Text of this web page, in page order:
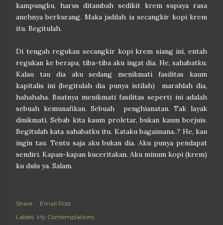
kampungku, harus ditambah sedikit krem supaya rasa
anehnya berkurang. Maka jadilah ia secangkir kopi krem
itu. Begitulah.
Di tengah regukan secangkir kopi krem siang ini, entah
regukan ke berapa, tiba-tiba aku ingat dia. He, sahabatku.
Kalau tau dia aku sedang menikmati fasilitas kaum
kapitalis ini (begitulah dia punya istilah) marahlah dia,
hahahaha. Buatnya menikmati fasilitas seperti ini adalah
sebuah kemunafikan. Sebuah penghianatan. Tak layak
dinikmati. Sebab kita kaum proletar, bukan kaum borjuis.
Begitulah kata sahabatku itu. Kataku bagaimana..? He, kau
ingin tau. Tentu saja aku bukan dia. Aku punya pendapat
sendiri. Kapan-kapan kuceritakan. Aku minum kopi (krem)
ku dulu ya. Salam.
Share
Email Post
Labels: My Contemplations